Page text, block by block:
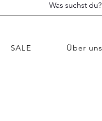
Was suchst du?
SALE Über uns